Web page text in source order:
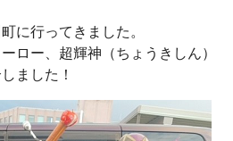
es
t
に行ってきました。
ロー、超輝神（ちょうきしん）
ました！